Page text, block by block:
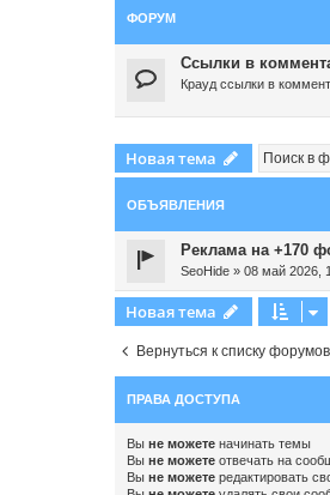
ФОРУМ
Ссылки в
Крауд ссылки в
Новая тема
ОБЪЯВЛЕНИЯ
Реклама на +170
SeoHide » 08 май 2026,
Новая тема
Вернуться к списку форумов
ПРАВА ДОСТУПА
Вы не можете начинать темы
Вы не можете отвечать на
Вы не можете редактировать